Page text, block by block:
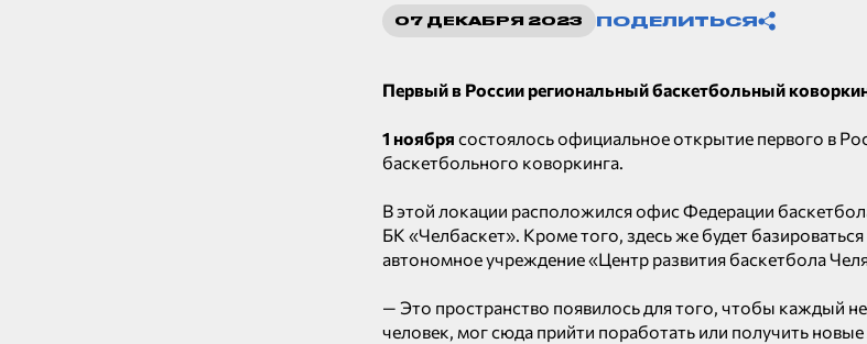
07 ДЕКАБРЯ 2023 ПОДЕЛИТЬСЯ
Первый в России региональный баскетбольный
1 ноября состоялось официальное открытие первого в
баскетбольного коворкинга.
В этой локации расположился офис Федерации
БК «Челбаскет». Кроме того, здесь же будет базироваться
автономное учреждение «Центр развития баскетбола
— Это пространство появилось для того, чтобы каждый
человек, мог сюда прийти поработать или получить